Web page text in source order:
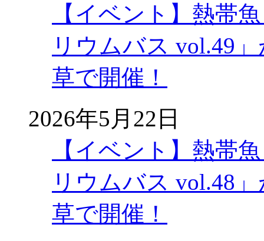
【イベント】熱帯
リウムバス vol.49
草で開催！
2026年5月22日
【イベント】熱帯
リウムバス vol.48
草で開催！